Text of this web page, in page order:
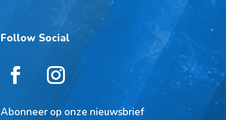
Follow Social
Abonneer op onze nieuwsbrief